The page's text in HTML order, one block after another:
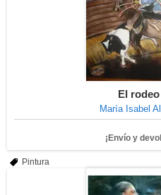
El
María Isabel
¡Envío y
Pintura